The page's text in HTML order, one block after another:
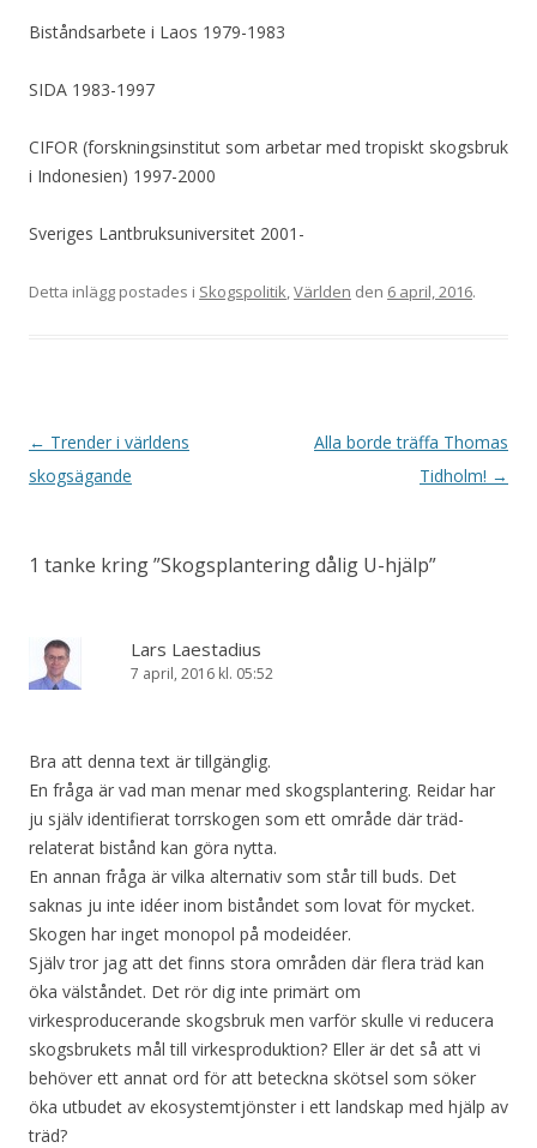
Biståndsarbete i Laos 1979-1983
SIDA 1983-1997
CIFOR (forskningsinstitut som arbetar med tropiskt skogsbruk
i Indonesien) 1997-2000
Sveriges Lantbruksuniversitet 2001-
Detta inlägg postades i Skogspolitik,Världen den 6 april, 2016.
Inläggsnavigering
← Trender i världens
skogsägande
Alla borde träffa Thomas
Tidholm! →
1 tanke kring ”Skogsplantering dålig U-hjälp”
Lars Laestadius
7 april, 2016 kl. 05:52
Bra att denna text är tillgänglig.
En fråga är vad man menar med skogsplantering. Reidar har
ju själv identifierat torrskogen som ett område där träd-
relaterat bistånd kan göra nytta.
En annan fråga är vilka alternativ som står till buds. Det
saknas ju inte idéer inom biståndet som lovat för mycket.
Skogen har inget monopol på modeidéer.
Själv tror jag att det finns stora områden där flera träd kan
öka välståndet. Det rör dig inte primärt om
virkesproducerande skogsbruk men varför skulle vi reducera
skogsbrukets mål till virkesproduktion? Eller är det så att vi
behöver ett annat ord för att beteckna skötsel som söker
öka utbudet av ekosystemtjönster i ett landskap med hjälp av
träd?